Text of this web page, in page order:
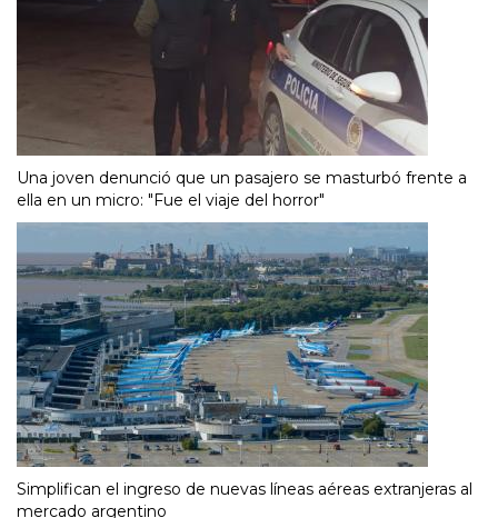
Una joven denunció que un pasajero se masturbó frente a
ella en un micro: "Fue el viaje del horror"
Simplifican el ingreso de nuevas líneas aéreas extranjeras al
mercado argentino